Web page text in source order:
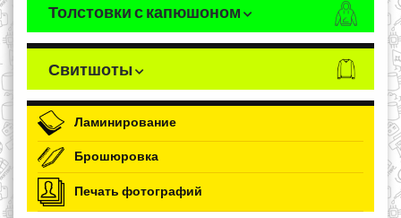
Толстовки с капюшоном
Свитшоты
Ламинирование
Брошюровка
Печать фотографий